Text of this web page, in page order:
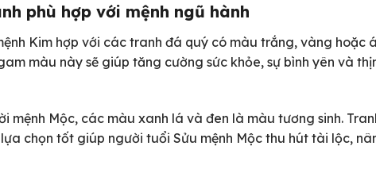
phù hợp với mệnh ngũ hành
Kim hợp với các tranh đá quý có màu trắng, vàng hoặc
màu này sẽ giúp tăng cường sức khỏe, sự bình yên và
mệnh Mộc, các màu xanh lá và đen là màu tương sinh.
chọn tốt giúp người tuổi Sửu mệnh Mộc thu hút tài lộc,